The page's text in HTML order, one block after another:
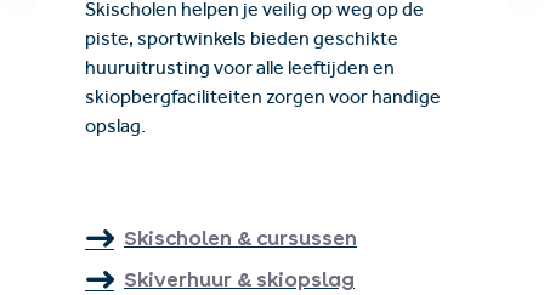
Skischolen helpen je veilig op weg op de
piste, sportwinkels bieden geschikte
huuruitrusting voor alle leeftijden en
skiopbergfaciliteiten zorgen voor handige
opslag.
Skischolen & cursussen
Skiverhuur & skiopslag